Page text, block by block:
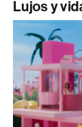
Lujos y